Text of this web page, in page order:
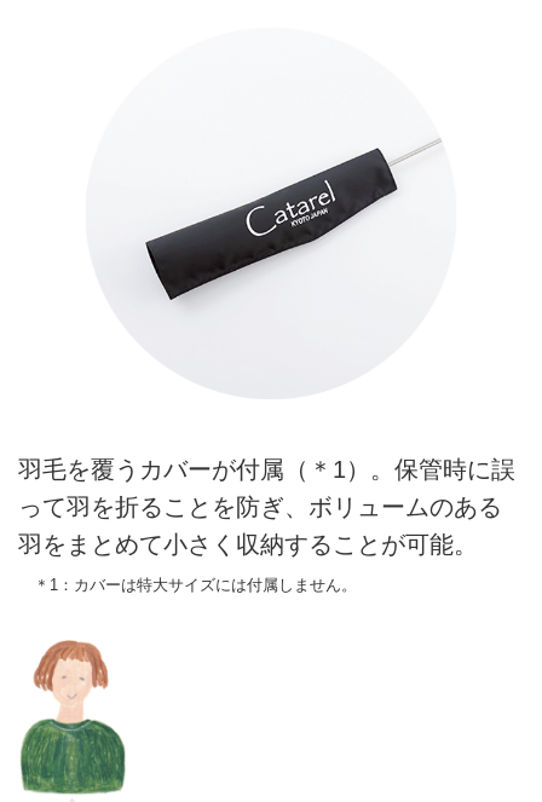
羽毛を覆うカバーが付属（＊1）。保管時に誤
って羽を折ることを防ぎ、ボリュームのある
羽をまとめて小さく収納することが可能。
＊1：カバーは特大サイズには付属しません。